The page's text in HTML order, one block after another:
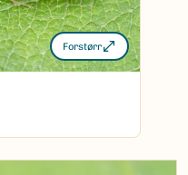
Forstørr